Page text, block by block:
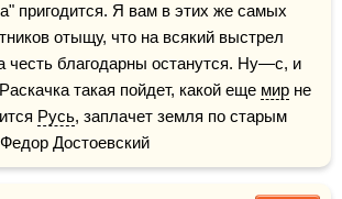
пригодится. Я вам в этих же самых
отыщу, что на всякий выстрел
честь благодарны останутся. Ну—с, и
такая пойдет, какой еще мир не
Русь, заплачет земля по старым
Достоевский